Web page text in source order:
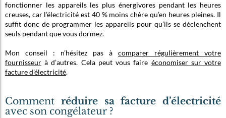
fonctionner les appareils les plus énergivores pendant les heures
creuses, car l’électricité est 40 % moins chère qu’en heures pleines. Il
suffit donc de programmer les appareils pour qu’ils se déclenchent
seuls pendant que vous dormez.
Mon conseil : n’hésitez pas à comparer régulièrement votre
fournisseur à d’autres. Cela peut vous faire économiser sur votre
facture d’électricité.
Comment réduire sa facture d’électricité
avec son congélateur ?